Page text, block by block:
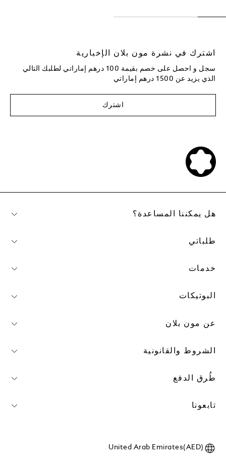
اشترك في نشرة مون بلان الإخبارية
سجل و احصل على خصم بقيمة 100 درهم إماراتي لطلبك التالي
الذي يزيد عن 1500 درهم إماراتي
اشترك
طُرق الدفع
تابعونا
هل يمكننا المساعدة؟
طلباتي
خدمات
البوتيكات
عن مون بلان
الشروط والقانونية
United Arab Emirates(AED)